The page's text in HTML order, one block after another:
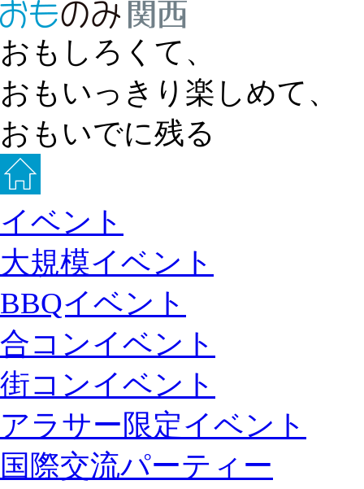
おもしろくて、
おもいっきり楽しめて、
おもいでに残る
イベント
大規模イベント
BBQイベント
合コンイベント
街コンイベント
アラサー限定イベント
国際交流パーティー